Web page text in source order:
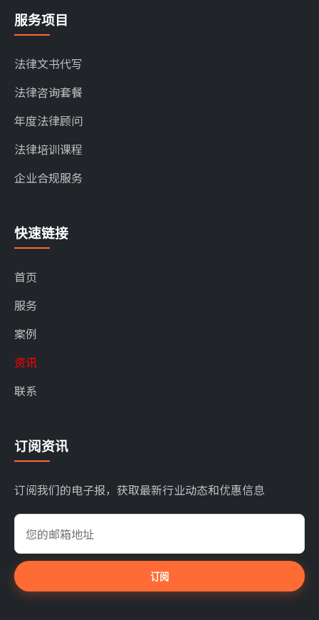
服务项目
法律文书代写
法律咨询套餐
年度法律顾问
法律培训课程
企业合规服务
快速链接
首页
服务
案例
资讯
联系
订阅资讯
订阅我们的电子报，获取最新行业动态和优惠信息
订阅